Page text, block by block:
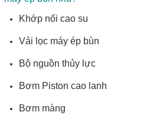
Khớp nối cao su
Vải lọc máy ép bùn
Bộ nguồn thủy lực
Bơm Piston cao lanh
Bơm màng